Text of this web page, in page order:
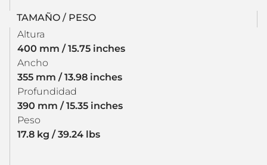
TAMAÑO / PESO
Altura
400 mm / 15.75 inches
Ancho
355 mm / 13.98 inches
Profundidad
390 mm / 15.35 inches
Peso
17.8 kg / 39.24 lbs